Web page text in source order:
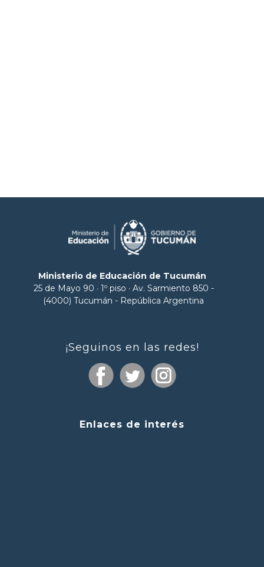
Ministerio de Educación de Tucumán
25 de Mayo 90 · 1º piso · Av. Sarmiento 850 -
(4000) Tucumán - República Argentina
¡Seguinos en las redes!
Enlaces de interés